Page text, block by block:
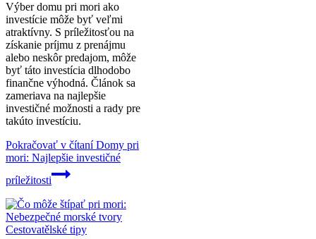
Výber domu pri mori ako
investície môže byť veľmi
atraktívny. S príležitosťou na
získanie príjmu z prenájmu
alebo neskôr predajom, môže
byť táto investícia dlhodobo
finančne výhodná. Článok sa
zameriava na najlepšie
investičné možnosti a rady pre
takúto investíciu.
Pokračovať v čítaníDomy pri
mori: Najlepšie investičné
príležitosti
Cestovatělské tipy